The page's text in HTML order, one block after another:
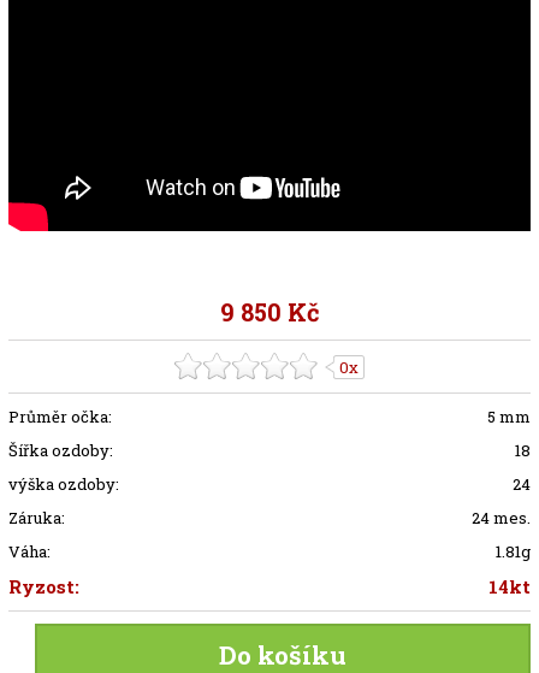
9 850 Kč
0x
Průměr očka:
5 mm
Šířka ozdoby:
18
výška ozdoby:
24
Záruka:
24 mes.
Váha:
1.81g
Ryzost: 14kt
Do košíku